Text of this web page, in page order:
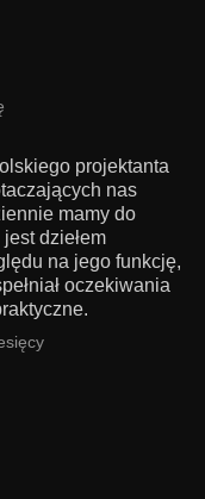
projektanta
nas
mamy do
dziełem
na jego funkcję,
oczekiwania